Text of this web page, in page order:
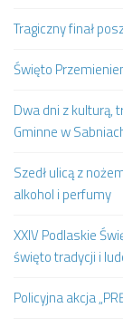
Tragiczny finał
Święto
Dwa dni z kulturą,
Gminne w
Szedł ulicą z
alkohol i perfumy
XXIV Podlaskie
święto tradycji i
Policyjna akcja